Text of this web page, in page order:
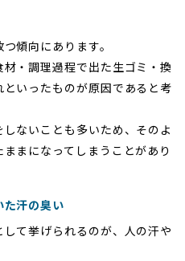
傾向にあります。
・調理過程で出た生ゴミ・換
いったものが原因であると考
ないことも多いため、そのよ
まになってしまうことがあり
た汗の臭い
て挙げられるのが、人の汗や